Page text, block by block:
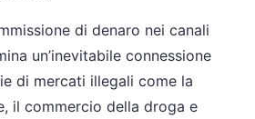
di denaro nei canali
un’inevitabile connessione
di mercati illegali come la
il commercio della droga e